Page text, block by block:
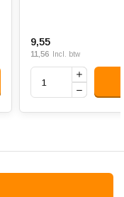
9,55
11,56 Incl. btw